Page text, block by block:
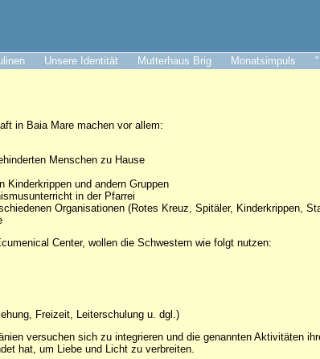
Unsere Identität Mutterhaus Brig Monatsimpuls
in Baia Mare machen vor allem:
Menschen zu Hause
Kinderkrippen und andern Gruppen
in der Pfarrei
Organisationen (Rotes Kreuz, Spitäler, Kinderkrippen,
Center, wollen die Schwestern wie folgt nutzen:
Freizeit, Leiterschulung u. dgl.)
versuchen sich zu integrieren und die genannten Aktivitäten
hat, um Liebe und Licht zu verbreiten.